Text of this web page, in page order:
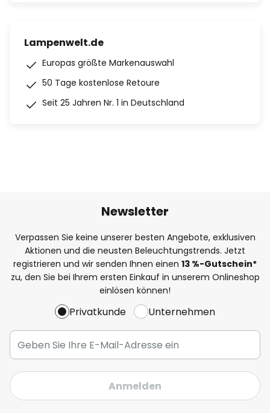
Lampenwelt.de
Europas größte Markenauswahl
50 Tage kostenlose Retoure
Seit 25 Jahren Nr. 1 in Deutschland
Newsletter
Verpassen Sie keine unserer besten Angebote, exklusiven
Aktionen und die neusten Beleuchtungstrends. Jetzt
registrieren und wir senden Ihnen einen 13 %-Gutschein*
zu, den Sie bei Ihrem ersten Einkauf in unserem Onlineshop
einlösen können!
Privatkunde Unternehmen
Anmelden